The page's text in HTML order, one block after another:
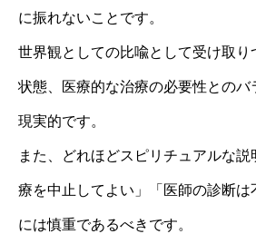
に振れないことです。
世界観としての比喩として受け取り
状態、医療的な治療の必要性とのバ
現実的です。
また、どれほどスピリチュアルな
療を中止してよい」「医師の診断は
には慎重であるべきです。